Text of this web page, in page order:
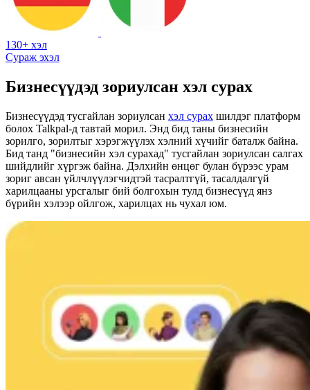
130+ хэл
Сураж эхэл
Бизнесүүдэд зориулсан хэл сурах
Бизнесүүдэд тусгайлан зориулсан хэл сурах шилдэг платформ
болох Talkpal-д тавтай морил. Энд бид таны бизнесийн
зорилго, зорилтыг хэрэгжүүлэх хэлний хүчийг баталж байна.
Бид танд "бизнесийн хэл сурахад" тусгайлан зориулсан салгах
шийдлийг хүргэж байна. Дэлхийн өнцөг булан бүрээс урам
зориг авсан үйлчлүүлэгчидтэй тасралтгүй, тасалдалгүй
харилцааны урсгалыг бий болгохын тулд бизнесүүд янз
бүрийн хэлээр ойлгож, харилцах нь чухал юм.